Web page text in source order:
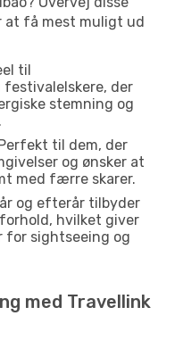
få mest muligt ud
til
der
stemning og
til dem, der
og ønsker at
med færre skarer.
og efterår tilbyder
hvilket giver
for sightseeing og
med Travellink